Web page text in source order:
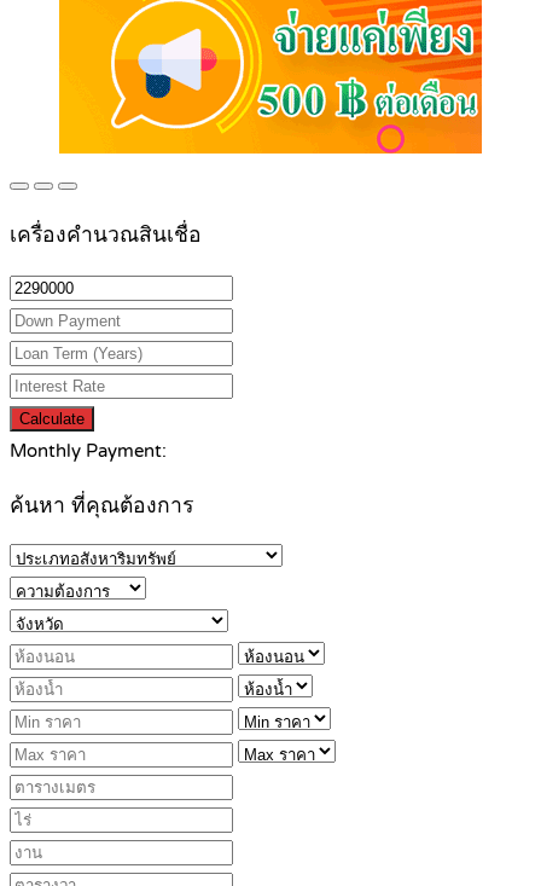
เครื่องคำนวณสินเชื่อ
Calculate
Monthly Payment:
ค้นหา ที่คุณต้องการ